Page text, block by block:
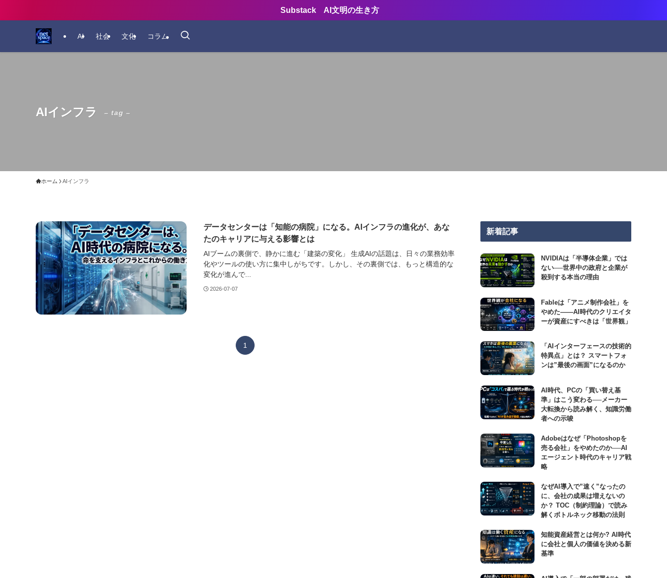
Substack AI文明の生き方
AI 社会 文化 コラム
AIインフラ – tag –
ホーム AIインフラ
データセンターは「知能の病院」になる。AIインフラの進化が、あな
たのキャリアに与える影響とは
AIブームの裏側で、静かに進む「建築の変化」 生成AIの話題は、日々の業務効率
化やツールの使い方に集中しがちです。しかし、その裏側では、もっと構造的な
変化が進んで...
2026-07-07
1
新着記事
NVIDIAは「半導体企業」では
ない──世界中の政府と企業が
殺到する本当の理由
Fableは「アニメ制作会社」を
やめた――AI時代のクリエイタ
ーが資産にすべきは「世界観」
「AIインターフェースの技術的
特異点」とは？ スマートフォ
ンは”最後の画面”になるのか
AI時代、PCの「買い替え基
準」はこう変わる──メーカー
大転換から読み解く、知識労働
者への示唆
Adobeはなぜ「Photoshopを
売る会社」をやめたのか──AI
エージェント時代のキャリア戦
略
なぜAI導入で”速く”なったの
に、会社の成果は増えないの
か？ TOC（制約理論）で読み
解くボトルネック移動の法則
知能資産経営とは何か? AI時代
に会社と個人の価値を決める新
基準